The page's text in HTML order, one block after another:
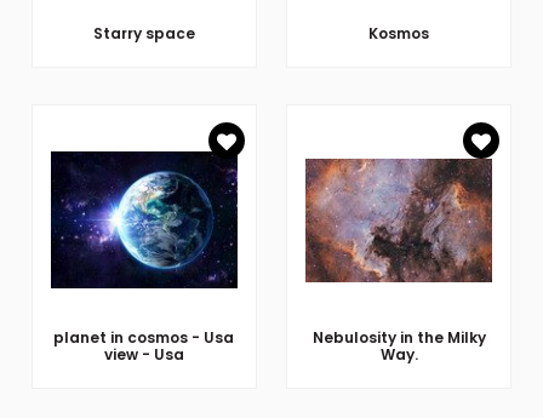
Starry space Kosmos
planet in cosmos - Usa
view - Usa
Nebulosity in the Milky
Way.